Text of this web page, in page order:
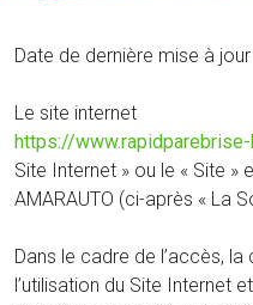
Date de dernière mise à
Le site internet
https://
Site Internet » ou le « Site »
AMARAUTO (ci-après « La
Dans le cadre de l’accès,
l’utilisation du Site Internet